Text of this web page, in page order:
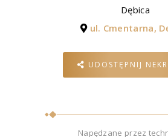
Dębica
ul. Cmentarna,
UDOSTĘPNIJ
Napędzane przez